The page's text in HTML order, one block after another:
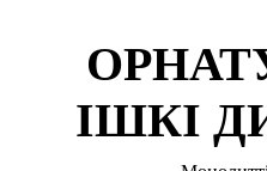
ІШКІ